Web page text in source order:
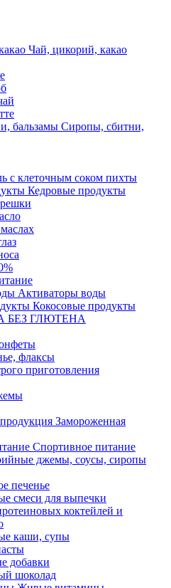
Чай, цикорий, какао
Сиропы, сбитни,
с клеточным соком пихты
Кедровые продукты
Активаторы воды
Кокосовые продукты
БЕЗ ГЛЮТЕНА
флаксы
приготовления
Замороженная
Спортивное питание
джемы, соусы, сиропы
печенье
смеси для выпечки
коктейлей и
каши, супы
добавки
шоколад